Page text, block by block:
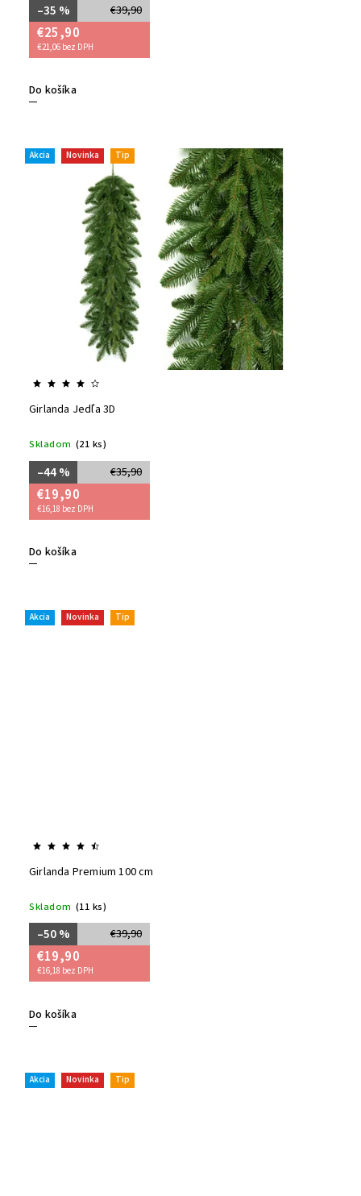
€39,90
–35 %
€25,90
€21,06 bez DPH
Do košíka
Akcia Novinka Tip
Girlanda Jedľa 3D
Skladom (21 ks)
€35,90
–44 %
€19,90
€16,18 bez DPH
Do košíka
Akcia Novinka Tip
Girlanda Premium 100 cm
Skladom (11 ks)
€39,90
–50 %
€19,90
€16,18 bez DPH
Do košíka
Akcia Novinka Tip